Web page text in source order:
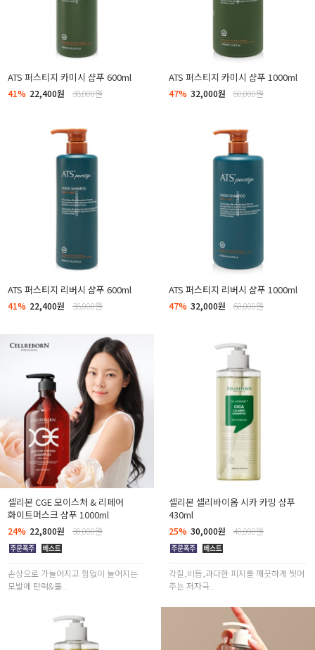
ATS 퍼스티지 카미시 샴푸 600ml
41% 22,400원 38,000원
ATS 퍼스티지 카미시 샴푸 1000ml
47% 32,000원 60,000원
ATS 퍼스티지 리버시 샴푸 600ml
41% 22,400원 38,000원
ATS 퍼스티지 리버시 샴푸 1000ml
47% 32,000원 60,000원
셀리본 CGE 모이스처 & 리페어
화이트머스크 샴푸 1000ml
24% 22,800원 30,000원
손상으로 가늘어지고 힘없이 늘어지는
모발에 탄력&볼...
셀리본 셀리바이옴 시카 카밍 샴푸
430ml
25% 30,000원 40,000원
각질,비듬,과다한 피지를 깨끗하게 씻어
주는 저자극...